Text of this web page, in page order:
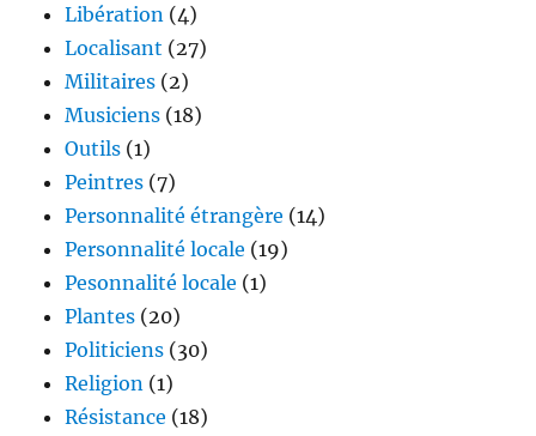
Libération (4)
Localisant (27)
Militaires (2)
Musiciens (18)
Outils (1)
Peintres (7)
Personnalité étrangère (14)
Personnalité locale (19)
Pesonnalité locale (1)
Plantes (20)
Politiciens (30)
Religion (1)
Résistance (18)